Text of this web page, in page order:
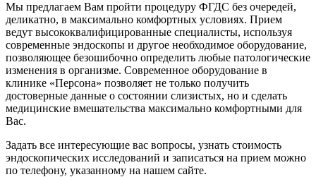
Мы предлагаем Вам пройти процедуру ФГДС без очередей,
деликатно, в максимально комфортных условиях. Прием
ведут высококвалифицированные специалисты, используя
современные эндоскопы и другое необходимое оборудование,
позволяющее безошибочно определить любые патологические
изменения в организме. Современное оборудование в
клинике «Персона» позволяет не только получить
достоверные данные о состоянии слизистых, но и сделать
медицинские вмешательства максимально комфортными для
Вас.
Задать все интересующие вас вопросы, узнать стоимость
эндоскопических исследований и записаться на прием можно
по телефону, указанному на нашем сайте.